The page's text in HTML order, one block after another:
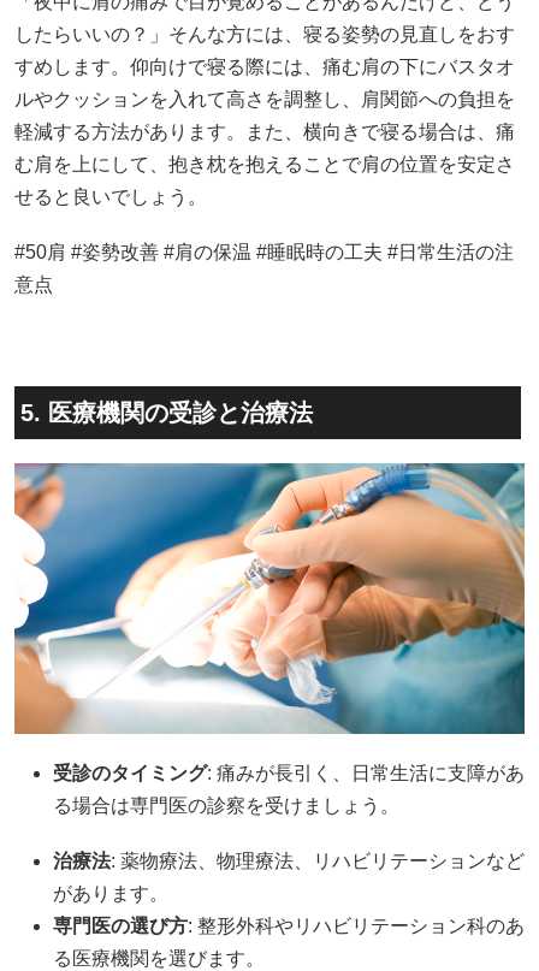
したらいいの？」そんな方には、寝る姿勢の見直しをおす
すめします。仰向けで寝る際には、痛む肩の下にバスタオ
ルやクッションを入れて高さを調整し、肩関節への負担を
軽減する方法があります。また、横向きで寝る場合は、痛
む肩を上にして、抱き枕を抱えることで肩の位置を安定さ
せると良いでしょう。
#50肩 #姿勢改善 #肩の保温 #睡眠時の工夫 #日常生活の注
意点
5. 医療機関の受診と治療法
受診のタイミング: 痛みが長引く、日常生活に支障があ
る場合は専門医の診察を受けましょう。
治療法: 薬物療法、物理療法、リハビリテーションなど
があります。
専門医の選び方: 整形外科やリハビリテーション科のあ
る医療機関を選びます。